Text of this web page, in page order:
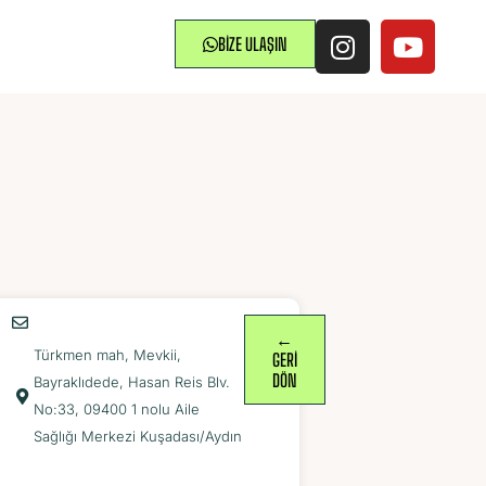
BIZE ULAŞIN
Türkmen mah, Mevkii,
Bayraklıdede, Hasan Reis Blv.
No:33, 09400 1 nolu Aile
Sağlığı Merkezi Kuşadası/Aydın
←
GERI
DÖN